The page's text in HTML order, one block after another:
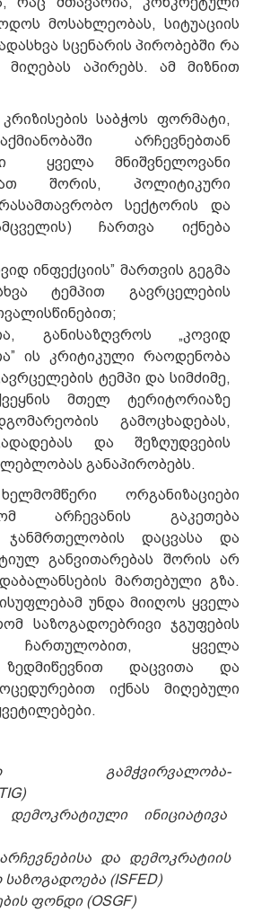
მოსახლეობას, სიტუაციის
სცენარის პირობებში რა
მიღებას აპირებს. ამ მიზნით
საბჭოს ფორმატი,
არჩევნებთან
ყველა მნიშვნელოვანი
შორის, პოლიტიკური
სექტორის და
ჩართვა იქნება
ინფექციის” მართვის გეგმა
ტემპით გავრცელების
განისაზღვროს „კოვიდ
ის კრიტიკული რაოდენობა
ტემპი და სიმძიმე,
მთელ ტერიტორიაზე
გამოცხადებას,
და შეზღუდვების
განაპირობებს.
ორგანიზაციები
არჩევანის გაკეთება
ჯანმრთელობის დაცვასა და
განვითარებას შორის არ
მართებული გზა.
უნდა მიიღოს ყველა
საზოგადოებრივი ჯგუფების
ჩართულობით, ყველა
ზედმიწევნით დაცვითა და
იქნას მიღებული
გამჭვირვალობა-
ინიციატივა
და დემოკრატიის
(ISFED)
ფონდი (OSGF)